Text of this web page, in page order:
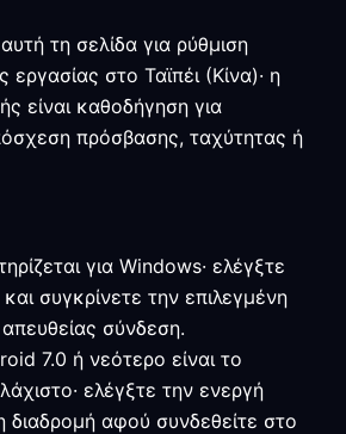
τη σελίδα για ρύθμιση
στο Ταϊπέι (Κίνα)· η
είναι καθοδήγηση για
πρόσβασης, ταχύτητας ή
για Windows· ελέγξτε
συγκρίνετε την επιλεγμένη
σύνδεση.
7.0 ή νεότερο είναι το
ελέγξτε την ενεργή
διαδρομή αφού συνδεθείτε στο